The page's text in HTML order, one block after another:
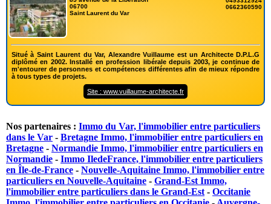
06700
Saint Laurent du Var
0662360590
Situé à Saint Laurent du Var, Alexandre Vuillaume est un Architecte D.P.L.G
diplômé en 2002. Installé en profession libérale depuis 2003, je continue de
m'entourer de personnes et compétences différentes afin de mieux répondre
à tous types de projets.
Site : www.vuillaume-architecte.fr
Nos partenaires : Immo du Var, l'immobilier entre particuliers
dans le Var - Bretagne Immo, l'immobilier entre particuliers en
Bretagne - Normandie Immo, l'immobilier entre particuliers en
Normandie - Immo IledeFrance, l'immobilier entre particuliers
en Île-de-France - Nouvelle-Aquitaine Immo, l'immobilier entre
particuliers en Nouvelle-Aquitaine - Grand-Est Immo,
l'immobilier entre particuliers dans le Grand-Est - Occitanie